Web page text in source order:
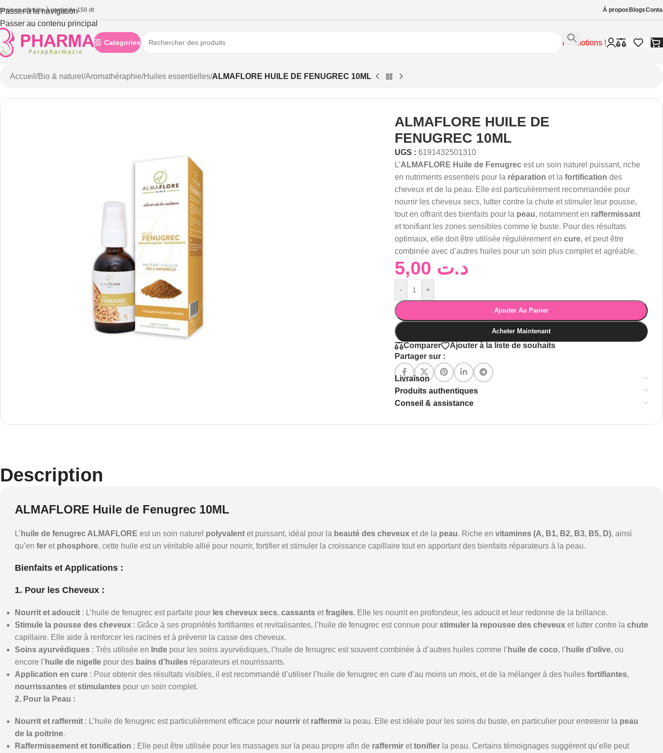
Passer à la navigation
Passer au contenu principal
gratuite à partie de 150 dt À propos Blogs
Categories Promotions !
Accueil /Bio & naturel /Aromathéraphie/Huiles essentielles/ALMAFLORE HUILE DE FENUGREC 10ML
ALMAFLORE HUILE DE
FENUGREC 10ML
UGS :6191432501310
L’ALMAFLORE Huile de Fenugrec est un soin naturel puissant, riche
en nutriments essentiels pour la réparation et lafortification des
cheveux et de la peau. Elle est particulièrement recommandée pour
nourrir les cheveux secs, lutter contre la chute et stimuler leur pousse,
tout en offrant des bienfaits pour la peau, notamment en raffermissant
et tonifiant les zones sensibles comme le buste. Pour des résultats
optimaux, elle doit être utilisée régulièrement encure, et peut être
combinée avec d’autres huiles pour un soin plus complet et agréable.
د.ت
- +
Ajouter Au Panier
Acheter Maintenant
Comparer
Ajouter à la liste de souhaits
Partager sur :
Livraison
Produits authentiques
Conseil & assistance
Description
ALMAFLORE Huile de Fenugrec 10ML
L’ huile de fenugrec ALMAFLORE est un soin naturel polyvalent et puissant, idéal pour la beauté des cheveux et de la peau. Riche en vitamines (A, B1, B2, B3, B5, D), ainsi
qu’en fer et phosphore, cette huile est un véritable allié pour nourrir, fortifier et stimuler la croissance capillaire tout en apportant des bienfaits réparateurs à la peau.
Bienfaits et Applications :
1. Pour les Cheveux :
Nourrit et adoucit : L’huile de fenugrec est parfaite pour les cheveux secs, cassants etfragiles. Elle les nourrit en profondeur, les adoucit et leur redonne de la brillance.
Stimule la pousse des cheveux : Grâce à ses propriétés fortifiantes et revitalisantes, l’huile de fenugrec est connue pour stimuler la repousse des cheveux et lutter contre la chute
capillaire. Elle aide à renforcer les racines et à prévenir la casse des cheveux.
Soins ayurvédiques : Très utilisée en Inde pour les soins ayurvédiques, l’huile de fenugrec est souvent combinée à d’autres huiles comme l’ huile de coco, l’ huile d’olive, ou
encore l’ huile de nigelle pour des bains d’huiles réparateurs et nourrissants.
Application en cure : Pour obtenir des résultats visibles, il est recommandé d’utiliser l’huile de fenugrec en cure d’au moins un mois, et de la mélanger à des huiles fortifiantes,
nourrissantes etstimulantes pour un soin complet.
2. Pour la Peau :
Nourrit et raffermit : L’huile de fenugrec est particulièrement efficace pour nourrir et raffermir la peau. Elle est idéale pour les soins du buste, en particulier pour entretenir la peau
de la poitrine.
Raffermissement et tonification : Elle peut être utilisée pour les massages sur la peau propre afin de raffermir ettonifier la peau. Certains témoignages suggèrent qu’elle peut